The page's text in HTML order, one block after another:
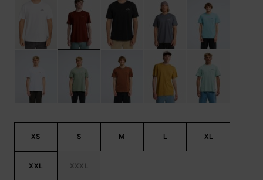
XS S M L XL
XXL XXXL